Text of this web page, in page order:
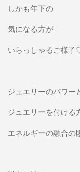
しかも年下の
気になる方が
いらっしゃるご様
ジュエリーのパワー
ジュエリーを付ける
エネルギーの融合の